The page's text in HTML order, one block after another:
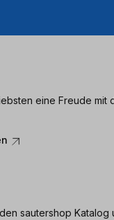
eine Freude mit
sautershop Katalog